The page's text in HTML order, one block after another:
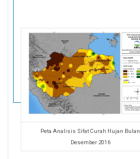
Peta Analisis Sifat Curah Hujan Bulan
Desember 2016